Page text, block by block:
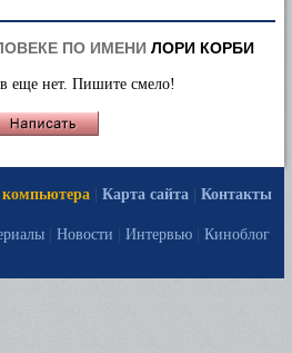
ПО ИМЕНИ ЛОРИ КОРБИ
еще нет. Пишите смело!
Карта сайта
Контакты
Новости Интервью Киноблог